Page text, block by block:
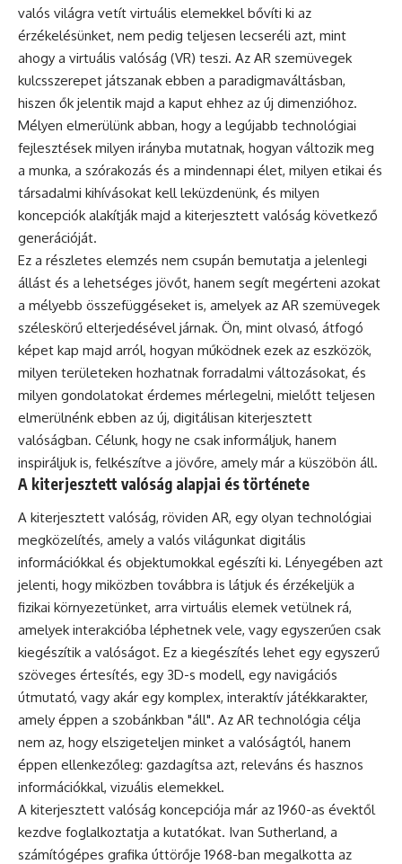
valós világra vetít virtuális elemekkel bővíti ki az
érzékelésünket, nem pedig teljesen lecseréli azt, mint
ahogy a virtuális valóság (VR) teszi. Az AR szemüvegek
kulcsszerepet játszanak ebben a paradigmaváltásban,
hiszen ők jelentik majd a kaput ehhez az új dimenzióhoz.
Mélyen elmerülünk abban, hogy a legújabb technológiai
fejlesztések milyen irányba mutatnak, hogyan változik meg
a munka, a szórakozás és a mindennapi élet, milyen etikai és
társadalmi kihívásokat kell leküzdenünk, és milyen
koncepciók alakítják majd a kiterjesztett valóság következő
generációját.
Ez a részletes elemzés nem csupán bemutatja a jelenlegi
állást és a lehetséges jövőt, hanem segít megérteni azokat
a mélyebb összefüggéseket is, amelyek az AR szemüvegek
széleskörű elterjedésével járnak. Ön, mint olvasó, átfogó
képet kap majd arról, hogyan működnek ezek az eszközök,
milyen területeken hozhatnak forradalmi változásokat, és
milyen gondolatokat érdemes mérlegelni, mielőtt teljesen
elmerülnénk ebben az új, digitálisan kiterjesztett
valóságban. Célunk, hogy ne csak informáljuk, hanem
inspiráljuk is, felkészítve a jövőre, amely már a küszöbön áll.
A kiterjesztett valóság alapjai és története
A kiterjesztett valóság, röviden AR, egy olyan technológiai
megközelítés, amely a valós világunkat digitális
információkkal és objektumokkal egészíti ki. Lényegében azt
jelenti, hogy miközben továbbra is látjuk és érzékeljük a
fizikai környezetünket, arra virtuális elemek vetülnek rá,
amelyek interakcióba léphetnek vele, vagy egyszerűen csak
kiegészítik a valóságot. Ez a kiegészítés lehet egy egyszerű
szöveges értesítés, egy 3D-s modell, egy navigációs
útmutató, vagy akár egy komplex, interaktív játékkarakter,
amely éppen a szobánkban "áll". Az AR technológia célja
nem az, hogy elszigeteljen minket a valóságtól, hanem
éppen ellenkezőleg: gazdagítsa azt, releváns és hasznos
információkkal, vizuális elemekkel.
A kiterjesztett valóság koncepciója már az 1960-as évektől
kezdve foglalkoztatja a kutatókat. Ivan Sutherland, a
számítógépes grafika úttörője 1968-ban megalkotta az